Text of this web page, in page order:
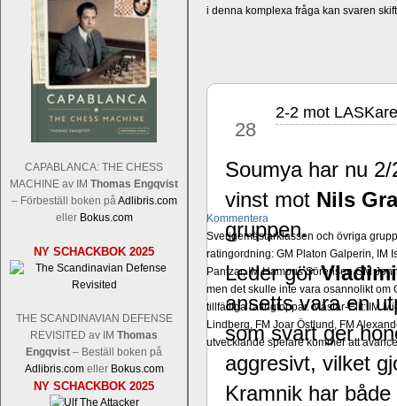
CAPABLANCA: THE CHESS
MACHINE av IM Thomas Engqvist
– Förbeställ boken påAdlibris.com
eller Bokus.com
NY SCHACKBOK 2025
THE SCANDINAVIAN DEFENSE
REVISITED av IM Thomas
Engqvist – Beställ boken på
Adlibris.comeller Bokus.com
NY SCHACKBOK 2025
i denna komplexa fråga kan svaren
Kommentera
Sverigemästarklassen och övriga
ratingordning: GM Platon Galperin, IM
Pantzar, IM Hampus Sörensen GM
men det skulle inte vara osannolikt om
tillfälliga ratingtoppar. Mästar-Elit: IM
Lindberg, FM Joar Östlund, FM
utvecklande spelare kommer att
28
2-2 mot
Soumya har nu
vinst mot Nils
gruppen.
Leder gör
ansetts vara en
som svart ger
aggresivt, vilket
Kramnik har